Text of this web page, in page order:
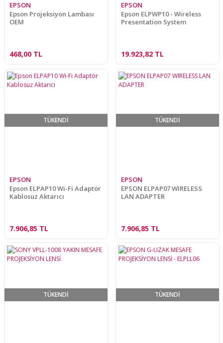
EPSON
Epson Projeksiyon Lambası
OEM
468,00 TL
EPSON
Epson ELPWP10 - Wireless
Presentation System
19.923,82 TL
TÜKENDİ
EPSON
Epson ELPAP10 Wi-Fi Adaptör
Kablosuz Aktarıcı
7.906,85 TL
TÜKENDİ
EPSON
EPSON ELPAP07 WIRELESS
LAN ADAPTER
7.906,85 TL
TÜKENDİ TÜKENDİ